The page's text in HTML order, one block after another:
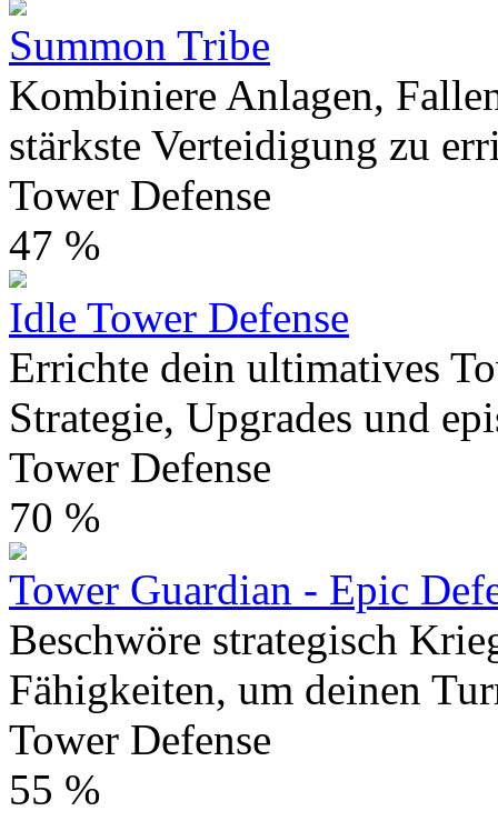
Summon Tribe
Kombiniere Anlagen,
stärkste Verteidigung zu
Tower Defense
47 %
Idle Tower Defense
Errichte dein ultimatives
Strategie, Upgrades und
Tower Defense
70 %
Tower Guardian - Epic
Beschwöre strategisch
Fähigkeiten, um deinen
Tower Defense
55 %